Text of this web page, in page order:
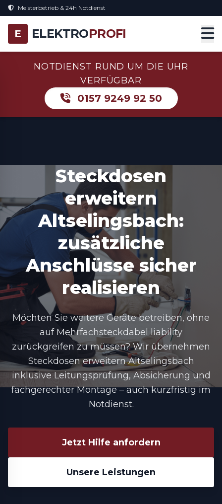
Meisterbetrieb & 24h Notdienst
E ELEKTROPROFI
NOTDIENST RUND UM DIE UHR
VERFÜGBAR
0157 9249 92 50
Steckdosen
erweitern
Altselingsbach:
zusätzliche
Anschlüsse sicher
realisieren
Möchten Sie weitere Geräte betreiben, ohne
auf Mehrfachsteckdabel liability
zurückgreifen zu müssen? Wir übernehmen
Steckdosen erweitern Altselingsbach
inklusive Leitungsprüfung, Absicherung und
fachgerechter Montage – auch kurzfristig im
Notdienst.
Jetzt Hilfe anfordern
Unsere Leistungen